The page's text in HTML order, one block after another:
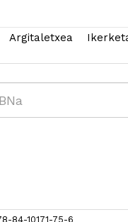
Argitaletxea
84-10171-75-6